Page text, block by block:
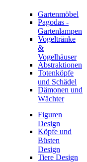
Gartenmöbel
Pagodas -
Gartenlampen
Vogeltränke
&
Vogelhäuser
Abstraktionen
Totenköpfe
und Schädel
Dämonen und
Wächter
Figuren
Design
Köpfe und
Büsten
Design
Tiere Design